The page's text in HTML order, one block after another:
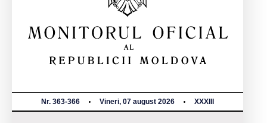
Nr. 363-366 Vineri, 07 august 2026 XXXIII